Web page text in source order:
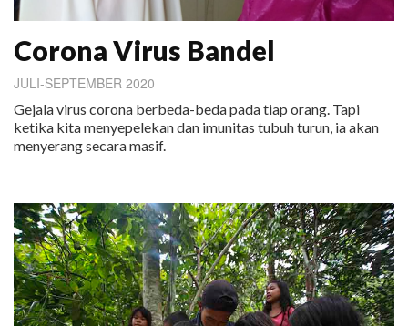
Corona Virus Bandel
JULI-SEPTEMBER 2020
Gejala virus corona berbeda-beda pada tiap orang. Tapi
ketika kita menyepelekan dan imunitas tubuh turun, ia akan
menyerang secara masif.